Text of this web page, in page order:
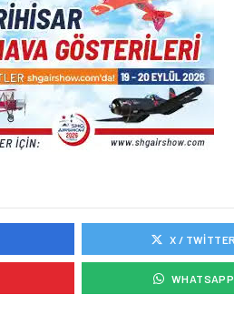
X /
WHATSAPP